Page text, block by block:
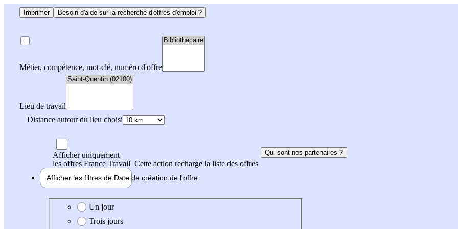
Imprimer Besoin d'aide sur la recherche d'offres d'emploi ?
Métier, compétence, mot-clé, numéro d'offre
Lieu de travail
Distance autour du lieu choisi
Afficher uniquement
les offres France Travail Cette action recharge la liste des offres
Qui sont nos partenaires ?
Afficher les filtres de Date de création de l'offre
Date de création de l'offre
Un jour
Trois jours